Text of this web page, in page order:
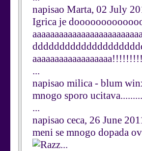
napisao Marta, 02 July
Igrica je
...
napisao milica - blum
mnogo sporo
...
napisao ceca, 26 June
meni se mnogo dopada
...